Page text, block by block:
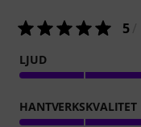
5/ 5
LJUD
HANTVERKSKVALITET